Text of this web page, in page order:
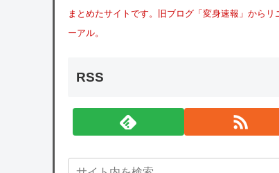
まとめたサイトです。旧ブログ「変身速報」からリ
ーアル。
RSS